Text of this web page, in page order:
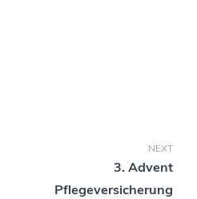
NEXT
3. Advent
Pflegeversicherung